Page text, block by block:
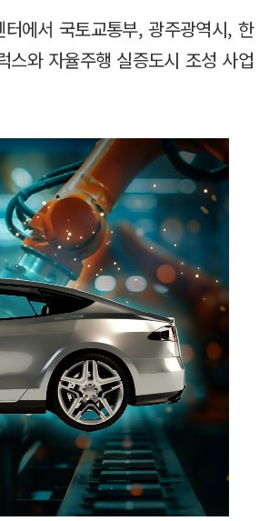
에서 국토교통부, 광주광역시, 한
와 자율주행 실증도시 조성 사업